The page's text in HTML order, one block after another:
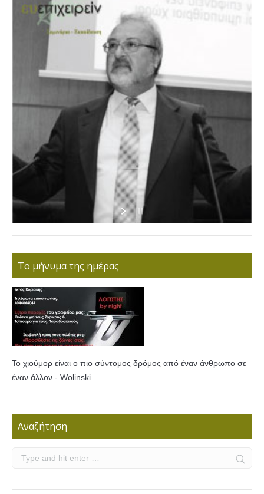
Το μήνυμα της ημέρας
Το χιούμορ είναι ο πιο σύντομος δρόμος από έναν άνθρωπο σε
έναν άλλον - Wolinski
Αναζήτηση